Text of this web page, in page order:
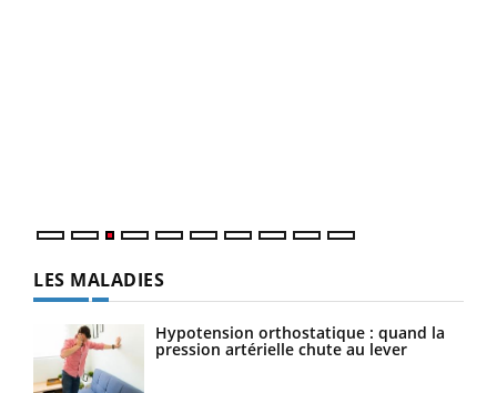
LES MALADIES
Hypotension orthostatique : quand la
pression artérielle chute au lever